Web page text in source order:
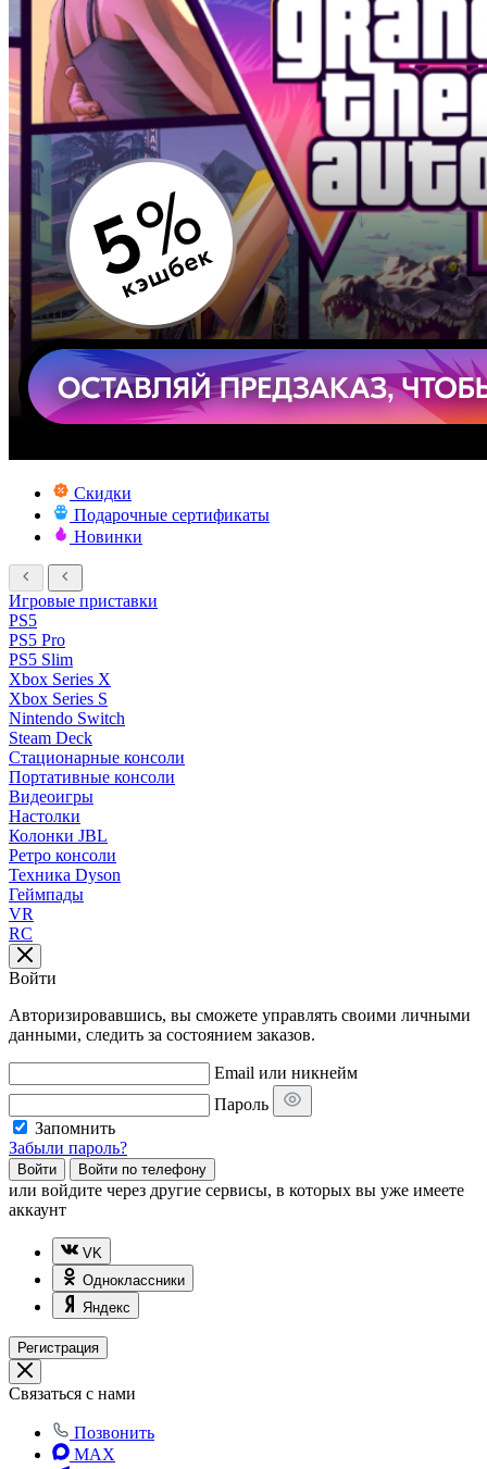
Скидки
Подарочные сертификаты
Новинки
Игровые приставки
PS5
PS5 Pro
PS5 Slim
Xbox Series X
Xbox Series S
Nintendo Switch
Steam Deck
Стационарные консоли
Портативные консоли
Видеоигры
Настолки
Колонки JBL
Ретро консоли
Техника Dyson
Геймпады
VR
RC
Войти
Авторизировавшись, вы сможете управлять своими личными
данными, следить за состоянием заказов.
Email или никнейм
Пароль
Запомнить
Забыли пароль?
Войти Войти по телефону
или войдите через другие сервисы, в которых вы уже имеете
аккаунт
VK
Одноклассники
Яндекс
Регистрация
Связаться с нами
Позвонить
MAX